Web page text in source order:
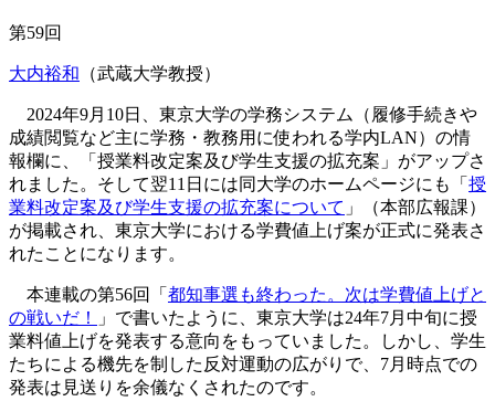
第59回
大内裕和 （武蔵大学教授）
2024年9月10日、東京大学の学務システム（履修手続きや
成績閲覧など主に学務・教務用に使われる学内LAN）の情
報欄に、「授業料改定案及び学生支援の拡充案」がアップさ
れました。そして翌11日には同大学のホームページにも「 授
業料改定案及び学生支援の拡充案について 」（本部広報課）
が掲載され、東京大学における学費値上げ案が正式に発表さ
れたことになります。
本連載の第56回「 都知事選も終わった。次は学費値上げと
の戦いだ！
」で書いたように、東京大学は24年7月中旬に授
業料値上げを発表する意向をもっていました。しかし、学生
たちによる機先を制した反対運動の広がりで、7月時点での
発表は見送りを余儀なくされたのです。